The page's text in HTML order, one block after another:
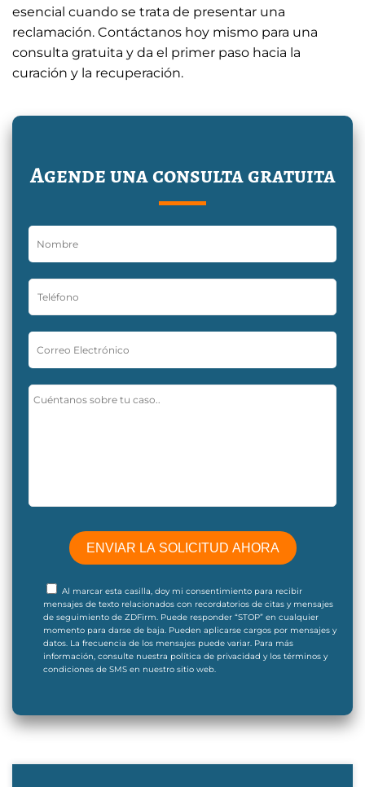
esencial cuando se trata de presentar una
reclamación. Contáctanos hoy mismo para una
consulta gratuita y da el primer paso hacia la
curación y la recuperación.
Agende una consulta gratuita
Al marcar esta casilla, doy mi consentimiento para recibir
mensajes de texto relacionados con recordatorios de citas y mensajes
de seguimiento de ZDFirm. Puede responder “STOP” en cualquier
momento para darse de baja. Pueden aplicarse cargos por mensajes y
datos. La frecuencia de los mensajes puede variar. Para más
información, consulte nuestra política de privacidad y los términos y
condiciones de SMS en nuestro sitio web.